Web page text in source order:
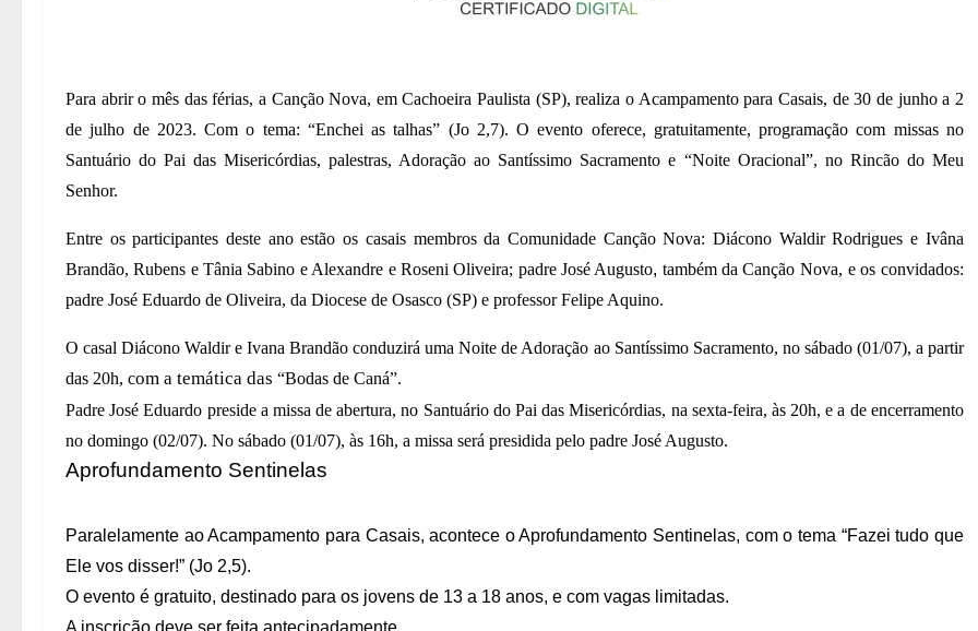
Para abrir o mês das férias, a Canção Nova, em Cachoeira Paulista (SP), realiza o Acampamento para Casais, de 30 de junho a 2
de julho de 2023. Com o tema: “Enchei as talhas” (Jo 2,7). O evento oferece, gratuitamente, programação com missas no
Santuário do Pai das Misericórdias, palestras, Adoração ao Santíssimo Sacramento e “Noite Oracional”, no Rincão do Meu
Senhor.
Entre os participantes deste ano estão os casais membros da Comunidade Canção Nova: Diácono Waldir Rodrigues e Ivâna
Brandão, Rubens e Tânia Sabino e Alexandre e Roseni Oliveira; padre José Augusto, também da Canção Nova, e os convidados:
padre José Eduardo de Oliveira, da Diocese de Osasco (SP) e professor Felipe Aquino.
O casal Diácono Waldir e Ivana Brandão conduzirá uma Noite de Adoração ao Santíssimo Sacramento, no sábado (01/07), a partir
das 20h, com a temática das “Bodas de Caná”.
Padre José Eduardo preside a missa de abertura, no Santuário do Pai das Misericórdias, na sexta-feira, às 20h, e a de encerramento
no domingo (02/07). No sábado (01/07), às 16h, a missa será presidida pelo padre José Augusto.
Aprofundamento Sentinelas
Paralelamente ao Acampamento para Casais, acontece o Aprofundamento Sentinelas, com o tema “Fazei tudo que
Ele vos disser!” (Jo 2,5).
O evento é gratuito, destinado para os jovens de 13 a 18 anos, e com vagas limitadas.